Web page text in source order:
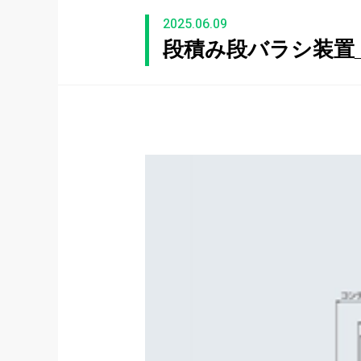
2025.06.09
段積み段バラシ装置